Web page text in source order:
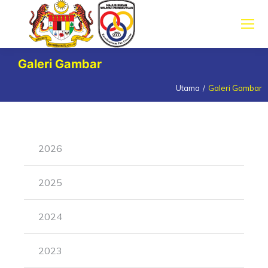
Galeri Gambar
Utama Galeri Gambar
2026
2025
2024
2023